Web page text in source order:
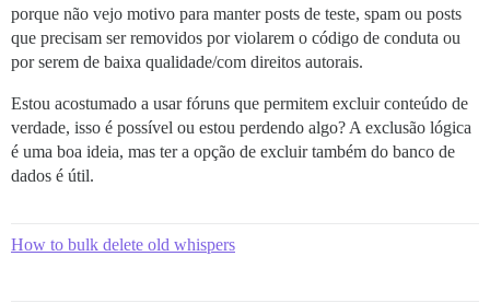
porque não vejo motivo para manter posts de teste, spam ou posts
que precisam ser removidos por violarem o código de conduta ou
por serem de baixa qualidade/com direitos autorais.
Estou acostumado a usar fóruns que permitem excluir conteúdo de
verdade, isso é possível ou estou perdendo algo? A exclusão lógica
é uma boa ideia, mas ter a opção de excluir também do banco de
dados é útil.
How to bulk delete old whispers